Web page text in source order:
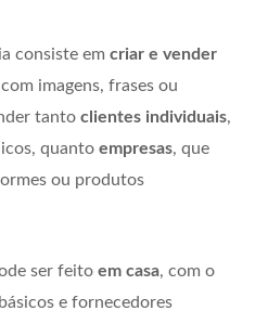
consiste em criar e vender
com imagens, frases ou
tanto clientes individuais,
quanto empresas, que
ou produtos
ser feito em casa, com o
e fornecedores